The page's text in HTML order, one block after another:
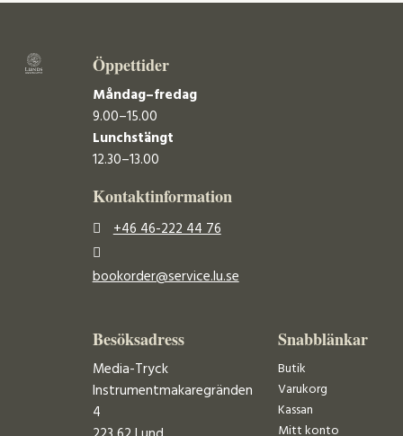
Öppettider
Måndag–fredag
9.00–15.00
Lunchstängt
12.30–13.00
Kontaktinformation
+46 46-222 44 76
bookorder@service.lu.se
Besöksadress
Media-Tryck
Instrumentmakaregränden
4
Snabblänkar
Butik
Varukorg
Kassan
Mitt konto